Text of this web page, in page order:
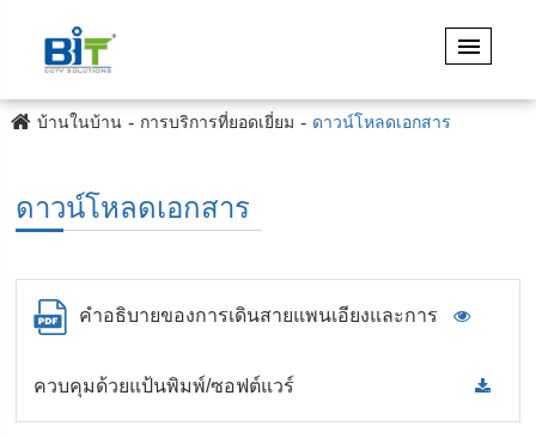
บ้านในบ้าน การบริการที่ยอดเยี่ยม ดาวน์โหลดเอกสาร
ดาวน์โหลดเอกสาร
คำอธิบายของการเดินสายแพนเอียงและการ
ควบคุมด้วยแป้นพิมพ์/ซอฟต์แวร์